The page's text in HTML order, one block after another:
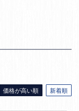
価格が高い順 新着順